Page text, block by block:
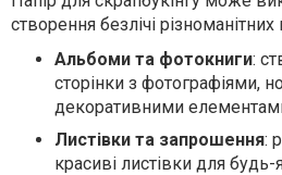
створення безлічі різноманітних
Альбоми та фотокниги:
сторінки з фотографіями,
декоративними
Листівки та запрошення:
красиві листівки для